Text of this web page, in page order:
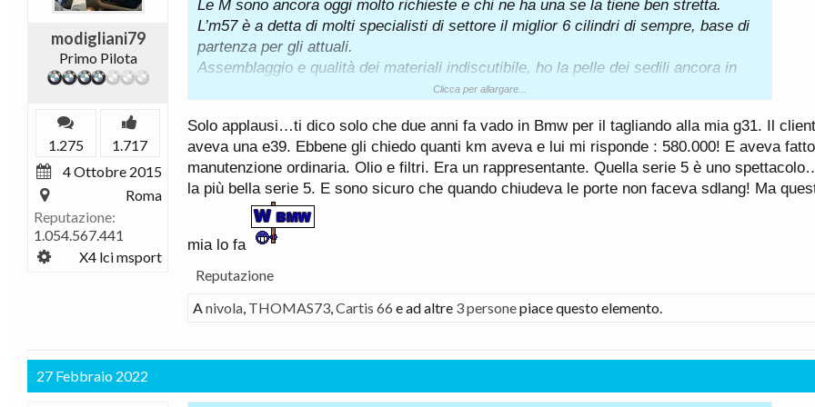
Un caro saluto e buona serata
modigliani79
Primo Pilota
1.275
1.717
4 Ottobre 2015
Roma
Reputazione:
1.054.567.441
X4 lci msport
Le M sono ancora oggi molto richieste e chi ne ha una se la tiene ben stretta.
L’m57 è a detta di molti specialisti di settore il miglior 6 cilindri di sempre, base di
partenza per gli attuali.
Assemblaggio e qualità dei materiali indiscutibile, ho la pelle dei sedili ancora in
ottimo stato… e quando chiudo lo sportello altro che sdleng o stlonk fa TUM e
Insomma chi ne ha avuta una puo’ solo parlarne bene….
Come dinamica di guida se in ordine se la cava benissimo anche nei curvoni
autostradali…
Io all’epoca ero sceso da una A6 che purtroppo ho demolito prematuramente in un
incidente… salito su questa sembrava di guidare un’astronave… le mb di quei
tempi erano ancora vetture da tassisti, quindi non c’era storia.
Clicca per allargare...
Solo applausi…ti dico solo che due anni fa vado in Bmw per il tagliando alla mia g31. Il
aveva una e39. Ebbene gli chiedo quanti km aveva e lui mi risponde : 580.000! E aveva
manutenzione ordinaria. Olio e filtri. Era un rappresentante. Quella serie 5 è uno
la più bella serie 5. E sono sicuro che quando chiudeva le porte non faceva sdlang! Ma
mia lo fa
Reputazione
Anivola, THOMAS73,Cartis 66 e ad altre 3 personepiace questo elemento.
27 Febbraio 2022